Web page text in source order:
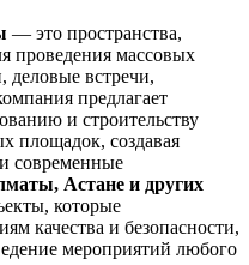
— это пространства,
проведения массовых
деловые встречи,
предлагает
и строительству
площадок, создавая
современные
Астане и других
которые
качества и безопасности,
мероприятий любого